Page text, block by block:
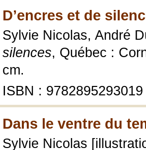
D’encres et de
Sylvie Nicolas, André
silences, Québec :
cm.
ISBN : 9782895293019
Dans le ventre du
Sylvie Nicolas